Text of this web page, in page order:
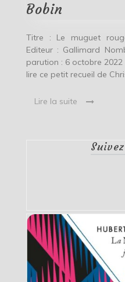
Bobin
Titre : Le muguet
Editeur : Gallimard
parution : 6 octobre
lire ce petit recueil de
Lire la suite